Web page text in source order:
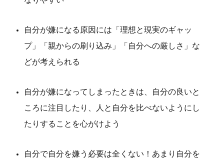
自分が嫌になる原因には「理想と現実のギャッ
プ」「親からの刷り込み」「自分への厳しさ」な
どが考えられる
自分が嫌になってしまったときは、自分の良いと
ころに注目したり、人と自分を比べないようにし
たりすることを心がけよう
自分で自分を嫌う必要は全くない！あまり自分を